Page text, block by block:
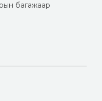
багажаар